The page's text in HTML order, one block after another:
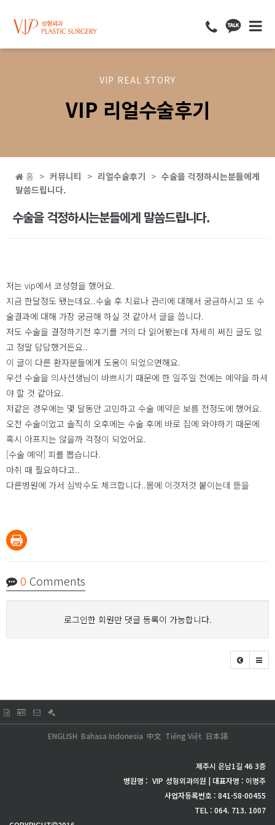
VIP REAL STORY
VIP 리얼수술후기
홈 커뮤니티 리얼수술후기
수술을 걱정하시는분들에게
말씀드립니다.
수술을 걱정하시는분들에게 말씀드립니다.
저는 vip에서 코성형을 했어요.
지금 한달정도 됐는데요..수술 후 치료나 관리에 대해서 궁금하시고 또 수
술결과에 대해 가장 궁금해 하실 것 같아서 글을 씁니다.
저도 수술을 결정하기전 후기를 거의 다 읽어봤는데 자세히 써진 글도 없
고 정말 답답했거든요..
이 글이 다른 환자분들에게 도움이 되었으면해요.
우선 수술을 의사선생님이 바쁘시기 때문에 한 일주일 전에는 예약을 하셔
야 할 것 같아요.
저같은 경우에는 몇 달동안 고민하고 수술 예약은 보름 전정도에 했어요.
오전 수술이었고 솔직히 오후에는 수술 후에 바로 집에 와야하기 때문에
혹시 아프지는 않을까 걱정이 되었어요.
[수술 예약] 피를 뽑습니다.
마취 때 필요하다고..
다른병원에 가서 심박수도 체크합니다..몸에 이것저것 붙이는데 뜯을
0 Comments
로그인한 회원만 댓글 등록이 가능합니다.
日本語
Tiếng Việt
中文
Bahasa Indonesia
ENGLISH
제주시 은남1길 46 3층
병원명 : VIP 성형외과의원 | 대표자명 : 이명주
사업자등록번호 : 841-58-00455
TEL : 064. 713. 1007